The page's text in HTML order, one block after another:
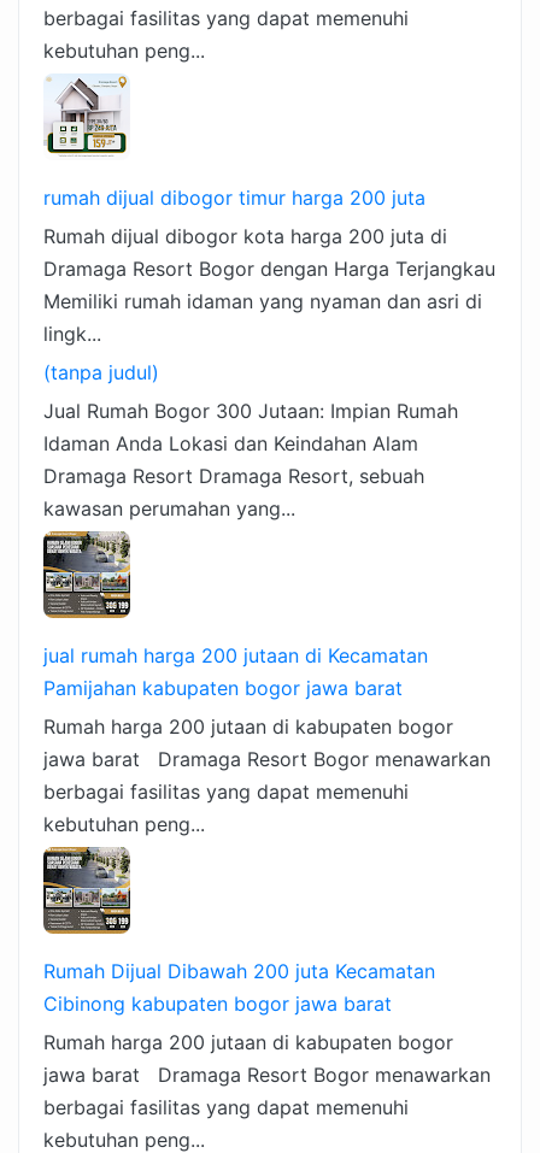
berbagai fasilitas yang dapat memenuhi
kebutuhan peng...
rumah dijual dibogor timur harga 200 juta
Rumah dijual dibogor kota harga 200 juta di
Dramaga Resort Bogor dengan Harga Terjangkau
Memiliki rumah idaman yang nyaman dan asri di
lingk...
(tanpa judul)
Jual Rumah Bogor 300 Jutaan: Impian Rumah
Idaman Anda Lokasi dan Keindahan Alam
Dramaga Resort Dramaga Resort, sebuah
kawasan perumahan yang...
jual rumah harga 200 jutaan di Kecamatan
Pamijahan kabupaten bogor jawa barat
Rumah harga 200 jutaan di kabupaten bogor
jawa barat Dramaga Resort Bogor menawarkan
berbagai fasilitas yang dapat memenuhi
kebutuhan peng...
Rumah Dijual Dibawah 200 juta Kecamatan
Cibinong kabupaten bogor jawa barat
Rumah harga 200 jutaan di kabupaten bogor
jawa barat Dramaga Resort Bogor menawarkan
berbagai fasilitas yang dapat memenuhi
kebutuhan peng...